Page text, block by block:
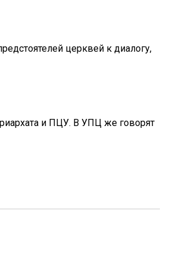
церквей к диалогу,
и ПЦУ. В УПЦ же говорят